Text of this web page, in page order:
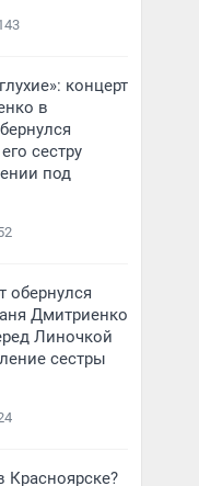
концерт
в
сестру
под
обернулся
Дмитриенко
Линочкой
сестры
Красноярске?